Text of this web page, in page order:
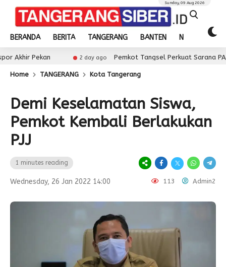
BERANDA BERITA TANGERANG BANTEN NASIONAL
Sunday, 09 Aug 2026
2 day ago Pemkot Tangsel Perkuat Sarana PAUD,
Home TANGERANG Kota Tangerang
Demi Keselamatan Siswa,
Pemkot Kembali Berlakukan
PJJ
1 minutes reading
Wednesday, 26 Jan 2022 14:00 113 Admin2